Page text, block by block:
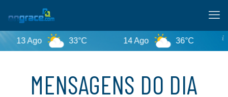
33°C 14 Ago 36°C Tempe
MENSAGENS DO DIA